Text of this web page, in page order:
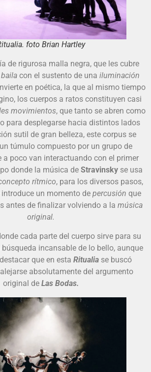
foto Brian Hartley
de rigurosa malla negra, que les cubre
bailacon el sustento de una iluminación
en poética, la que al mismo tiempo
los cuerpos a ratos constituyen casi
movimientos, que tanto se abren como
para desplegarse hacia distintos lados
sutil de gran belleza, este corpus se
túmulo compuesto por un grupo de
a poco van interactuando con el primer
donde la música de Stravinsky se usa
rítmico, para los diversos pasos,
un momento de percusión que
antes de finalizar volviendo a la música
original.
cada parte del cuerpo sirve para su
incansable de lo bello, aunque
que en esta Ritualia se buscó
absolutamente del argumento
original de Las Bodas.